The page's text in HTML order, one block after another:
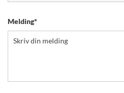
Melding*